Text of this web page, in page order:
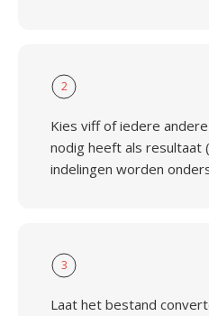
2
Kies viff of iedere
nodig heeft als resultaat
indelingen worden
3
Laat het bestand